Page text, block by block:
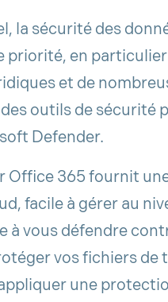
la sécurité des
priorité, en
et de
outils de sécurité
Defender.
Office 365 fournit
facile à gérer au
à vous défendre
vos fichiers de
une